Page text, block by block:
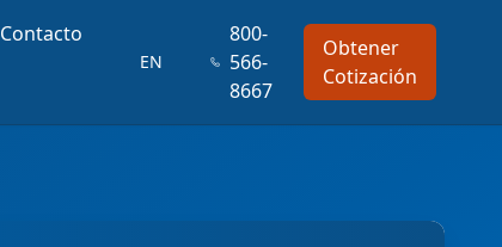
Contacto
EN
800-
566-
8667
Obtener
Cotización